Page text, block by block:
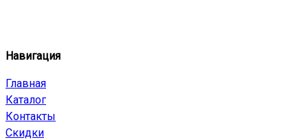
Навигация
Главная
Каталог
Контакты
Скидки